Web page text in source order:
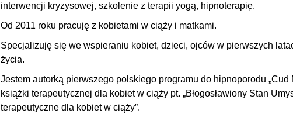
interwencji kryzysowej, szkolenie z terapii yogą, hipnoterapię.
Od 2011 roku pracuję z kobietami w ciąży i matkami.
Specjalizuję się we wspieraniu kobiet, dzieci, ojców w pierwszych
życia.
Jestem autorką pierwszego polskiego programu do hipnoporodu „Cud
książki terapeutycznej dla kobiet w ciąży pt. „Błogosławiony Stan
terapeutyczne dla kobiet w ciąży”.